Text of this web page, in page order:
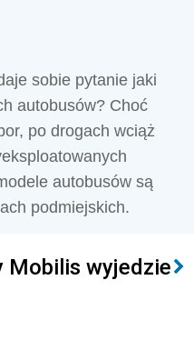
sobie pytanie jaki
autobusów? Choć
po drogach wciąż
autobusów są
podmiejskich.
Mobilis wyjedzie